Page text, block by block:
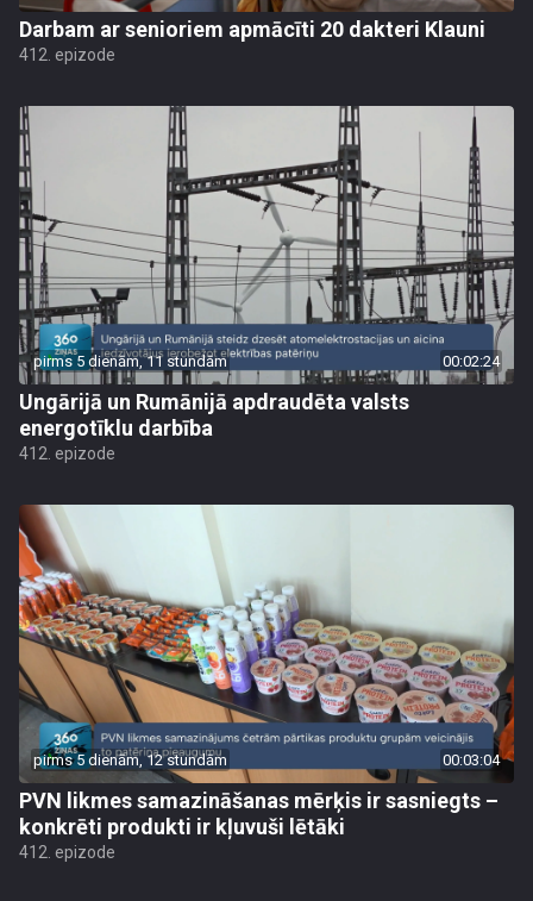
Darbam ar senioriem apmācīti 20 dakteri Klauni
412. epizode
pirms 5 dienām, 11 stundām 00:02:24
Ungārijā un Rumānijā apdraudēta valsts
energotīklu darbība
412. epizode
pirms 5 dienām, 12 stundām 00:03:04
PVN likmes samazināšanas mērķis ir sasniegts –
konkrēti produkti ir kļuvuši lētāki
412. epizode